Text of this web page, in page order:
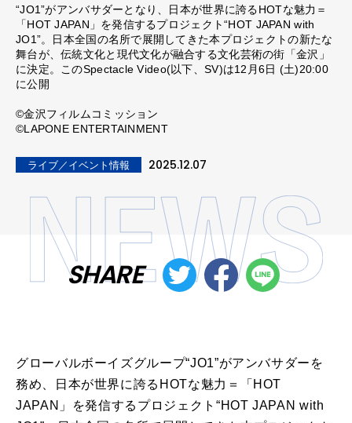
“JO1”がアンバサダーとなり、日本が世界に誇るHOTな魅力＝
「HOT JAPAN」を発信するプロジェクト“HOT JAPAN with
JO1”。日本全国の名所で展開してきた本プロジェクトの新たな
舞台が、伝統文化と現代文化が融合する文化芸術の街「金沢」
に決定。このSpectacle Video(以下、SV)は12月6日 (土)20:00
に公開
©金沢フィルムコミッション
©LAPONE ENTERTAINMENT
ライブ／イベント情報 2025.12.07
SHARE
グローバルボーイズグループ“JO1”がアンバサダーを
務め、⽇本が世界に誇るHOTな魅⼒＝「HOT
JAPAN」を発信するプロジェクト“HOT JAPAN with